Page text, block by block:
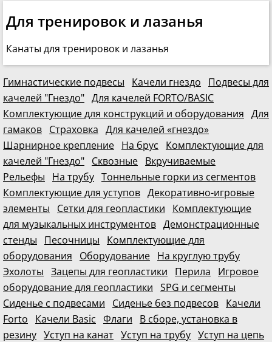
Для тренировок и лазанья
Канаты для тренировок и лазанья
Гимнастические подвесы Качели гнездо
Подвесы для
качелей "Гнездо" Для качелей FORTO/BASIC
Комплектующие для конструкций и оборудования Для
гамаков Страховка Для качелей «гнездо»
Шарнирное крепление На брус
Комплектующие для
качелей "Гнездо" Сквозные Вкручиваемые
Рельефы
На трубу Тоннельные горки из сегментов
Комплектующие для уступов Декоративно-игровые
элементы
Сетки для геопластики
Комплектующие
для музыкальных инструментов Демонстрационные
стенды
Песочницы
Комплектующие для
оборудования
Оборудование На круглую трубу
Эхолоты Зацепы для геопластики Перила
Игровое
оборудование для геопластики SPG и сегменты
Сиденье с подвесами
Сиденье без подвесов Качели
Forto
Качели Basic Флаги
В сборе, установка в
резину Уступ на канат Уступ на трубу Уступ на цепь